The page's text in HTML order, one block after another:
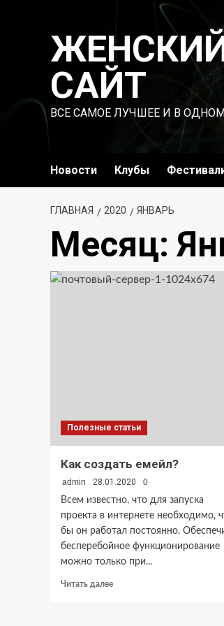
содержимому
САЙТ
ВСЕ САМОЕ ЛУЧШЕЕ И В
Новости Клубы
ГЛАВНАЯ 2020 ЯНВАРЬ
Месяц:
Полезные статьи
Как создать емейл?
admin 28.01.2020
0
Всем известно, что для запуска
проекта в интернете необходимо,
бы он работал постоянно.
бесперебойное функционирование
можно только при...
Читать далееПрочитать